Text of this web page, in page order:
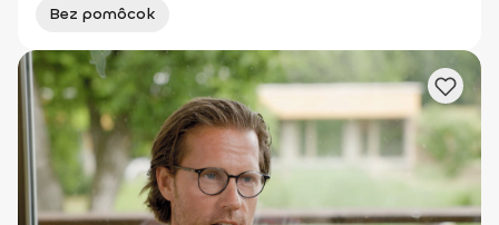
Bez pomôcok